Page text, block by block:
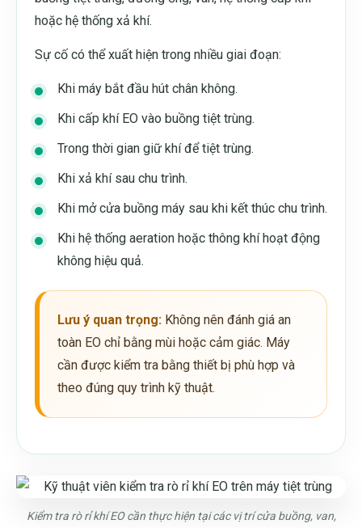
hoặc hệ thống xả khí.
Sự cố có thể xuất hiện trong nhiều giai đoạn:
Khi máy bắt đầu hút chân không.
Khi cấp khí EO vào buồng tiệt trùng.
Trong thời gian giữ khí để tiệt trùng.
Khi xả khí sau chu trình.
Khi mở cửa buồng máy sau khi kết thúc chu trình.
Khi hệ thống aeration hoặc thông khí hoạt động
không hiệu quả.
Lưu ý quan trọng: Không nên đánh giá an
toàn EO chỉ bằng mùi hoặc cảm giác. Máy
cần được kiểm tra bằng thiết bị phù hợp và
theo đúng quy trình kỹ thuật.
Kiểm tra rò rỉ khí EO cần thực hiện tại các vị trí cửa buồng, van,